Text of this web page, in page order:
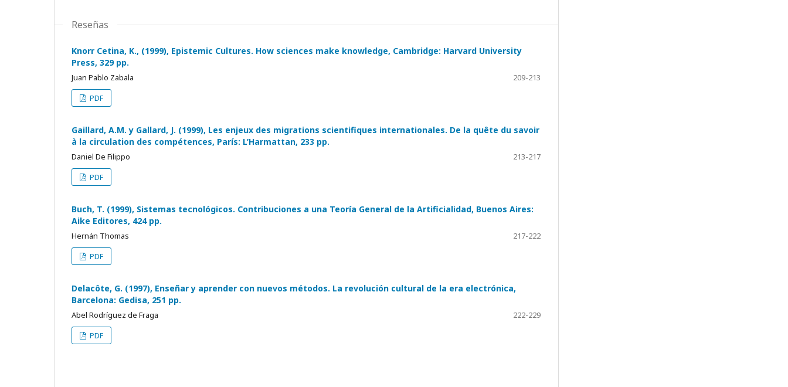
Reseñas
Knorr Cetina, K., (1999), Epistemic Cultures. How sciences make knowledge, Cambridge: Harvard University
Press, 329 pp.
Juan Pablo Zabala
209-213
PDF
Gaillard, A.M. y Gallard, J. (1999), Les enjeux des migrations scientifiques internationales. De la quête du savoir
à la circulation des compétences, París: L’Harmattan, 233 pp.
Daniel De Filippo
213-217
PDF
Buch, T. (1999), Sistemas tecnológicos. Contribuciones a una Teoría General de la Artificialidad, Buenos Aires:
Aike Editores, 424 pp.
Hernán Thomas
217-222
PDF
Delacôte, G. (1997), Enseñar y aprender con nuevos métodos. La revolución cultural de la era electrónica,
Barcelona: Gedisa, 251 pp.
Abel Rodríguez de Fraga
222-229
PDF